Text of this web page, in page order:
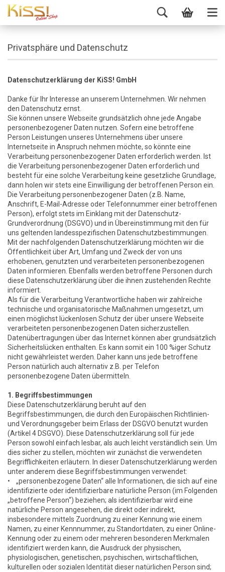
Privatsphäre und Datenschutz
Datenschutzerklärung der KiSS! GmbH
Danke für Ihr Interesse an unserem Unternehmen. Wir nehmen
den Datenschutz ernst.
Sie können unsere Webseite grundsätzlich ohne jede Angabe
personenbezogener Daten nutzen. Sofern eine betroffene
Person Leistungen unseres Unternehmens über unsere
Internetseite in Anspruch nehmen möchte, so könnte eine
Verarbeitung personenbezogener Daten erforderlich werden. Ist
die Verarbeitung personenbezogener Daten erforderlich und
besteht für eine solche Verarbeitung keine gesetzliche Grundlage,
dann holen wir stets eine Einwilligung der betroffenen Person ein.
Die Verarbeitung personenbezogener Daten (z.B. Name,
Anschrift, E-Mail-Adresse oder Telefonnummer einer betroffenen
Person), erfolgt stets im Einklang mit der Datenschutz-
Grundverordnung (DSGVO) und in Übereinstimmung mit den für
uns geltenden landesspezifischen Datenschutzbestimmungen.
Mit der nachfolgenden Datenschutzerklärung möchten wir die
Öffentlichkeit über Art, Umfang und Zweck der von uns
erhobenen, genutzten und verarbeiteten personenbezogenen
Daten informieren. Ebenfalls werden betroffene Personen durch
diese Datenschutzerklärung über die ihnen zustehenden Rechte
informiert.
Als für die Verarbeitung Verantwortliche haben wir zahlreiche
technische und organisatorische Maßnahmen umgesetzt, um
einen möglichst lückenlosen Schutz der über unsere Webseite
verarbeiteten personenbezogenen Daten sicherzustellen.
Datenübertragungen über das Internet können aber grundsätzlich
Sicherheitslücken enthalten. Es kann somit ein 100 %iger Schutz
nicht gewährleistet werden. Daher kann uns jede betroffene
Person natürlich auch alternativ z.B. per Telefon
personenbezogene Daten übermitteln.
1. Begriffsbestimmungen
Diese Datenschutzerklärung beruht auf den
Begriffsbestimmungen, die durch den Europäischen Richtlinien-
und Verordnungsgeber beim Erlass der DSGVO benutzt wurden
(Artikel 4 DSGVO). Diese Datenschutzerklärung soll für jede
Person sowohl einfach lesbar, als auch leicht verständlich sein. Um
dies sicher zu stellen, möchten wir zunächst die verwendeten
Begrifflichkeiten erläutern. In dieser Datenschutzerklärung werden
unter anderem diese Begriffsbestimmungen verwendet:
• „personenbezogene Daten“ alle Informationen, die sich auf eine
identifizierte oder identifizierbare natürliche Person (im Folgenden
„betroffene Person“) beziehen; als identifizierbar wird eine
natürliche Person angesehen, die direkt oder indirekt,
insbesondere mittels Zuordnung zu einer Kennung wie einem
Namen, zu einer Kennnummer, zu Standortdaten, zu einer Online-
Kennung oder zu einem oder mehreren besonderen Merkmalen
identifiziert werden kann, die Ausdruck der physischen,
physiologischen, genetischen, psychischen, wirtschaftlichen,
kulturellen oder sozialen Identität dieser natürlichen Person sind;